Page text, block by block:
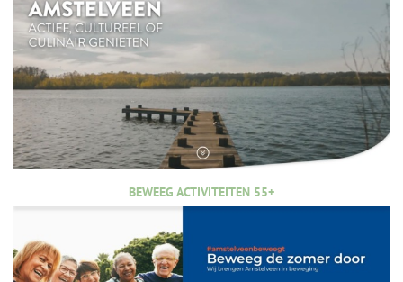
BEWEEG ACTIVITEITEN 55+